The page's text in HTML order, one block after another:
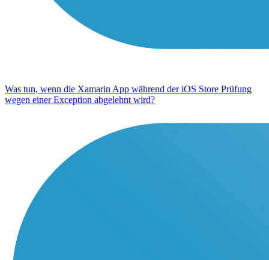
Was tun, wenn die Xamarin App während der iOS Store Prüfung
wegen einer Exception abgelehnt wird?